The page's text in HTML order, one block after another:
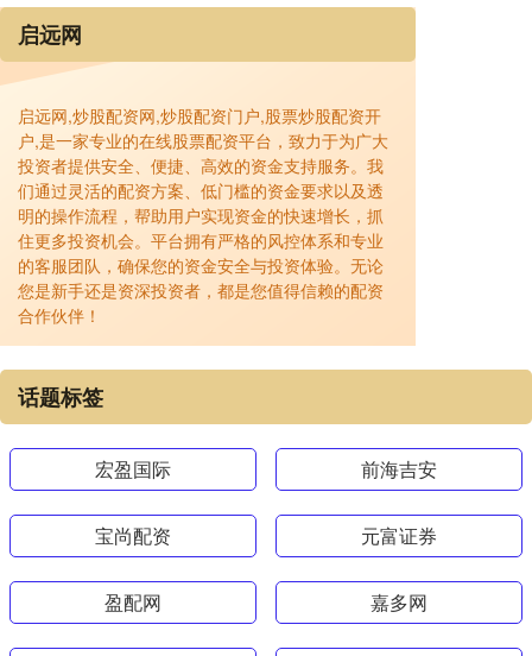
启远网
启远网,炒股配资网,炒股配资门户,股票炒股配资开
户,是一家专业的在线股票配资平台，致力于为广大
投资者提供安全、便捷、高效的资金支持服务。我
们通过灵活的配资方案、低门槛的资金要求以及透
明的操作流程，帮助用户实现资金的快速增长，抓
住更多投资机会。平台拥有严格的风控体系和专业
的客服团队，确保您的资金安全与投资体验。无论
您是新手还是资深投资者，都是您值得信赖的配资
合作伙伴！
话题标签
宏盈国际 前海吉安
宝尚配资 元富证券
盈配网 嘉多网